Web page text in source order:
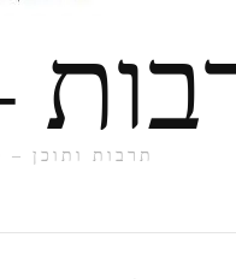
תרבות ותוכן –